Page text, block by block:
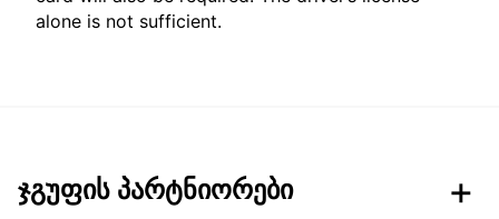
alone is not sufficient.
ჯგუფის პარტნიორები